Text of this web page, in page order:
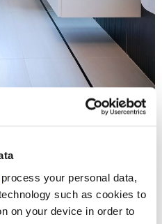
process your personal data,
such as cookies to
on your device in order to
i rivestimenti
e la qualità Made in Italy.
i rivestimenti4Dnella
rilievi lineari e il sofisticato
da bagno in uno spazio